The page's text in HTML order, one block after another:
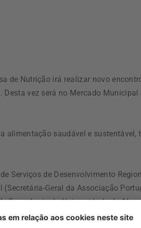
de Nutrição irá realizar novo
vez será no Mercado Municipal
alimentação saudável e sustentável,
Serviços de Desenvolvimento
Geral da Associação
Engenharia da Universidade do
Sancho (ARS Algarve).